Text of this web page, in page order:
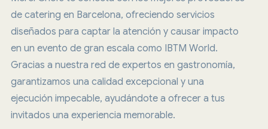
de catering en Barcelona, ofreciendo servicios
diseñados para captar la atención y causar impacto
en un evento de gran escala como IBTM World.
Gracias a nuestra red de expertos en gastronomía,
garantizamos una calidad excepcional y una
ejecución impecable, ayudándote a ofrecer a tus
invitados una experiencia memorable.